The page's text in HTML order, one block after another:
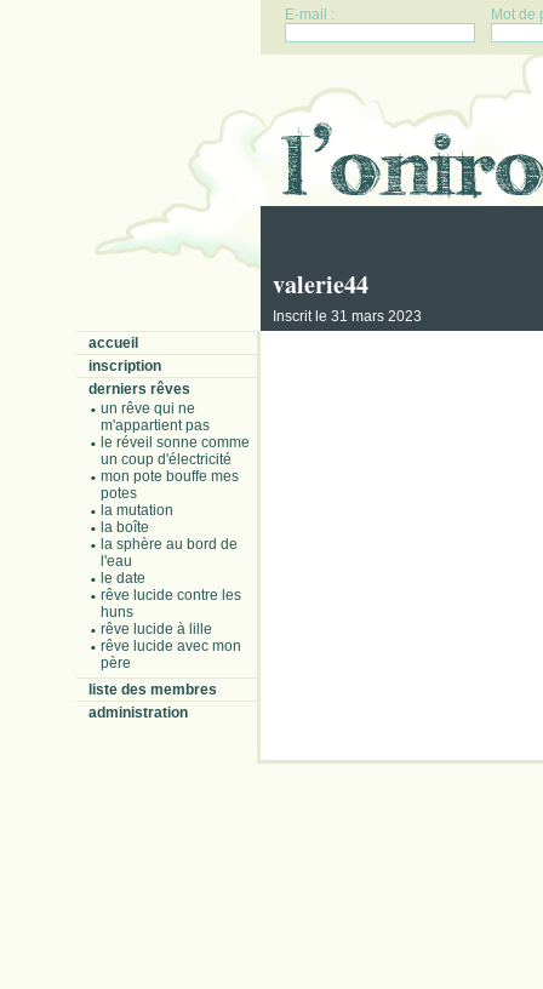
E-mail : Mot de
valerie44
Inscrit le 31 mars 2023
accueil
inscription
derniers rêves
un rêve qui ne
m'appartient pas
le réveil sonne comme
un coup d'électricité
mon pote bouffe mes
potes
la mutation
la boîte
la sphère au bord de
l'eau
le date
rêve lucide contre les
huns
rêve lucide à lille
rêve lucide avec mon
père
liste des membres
administration